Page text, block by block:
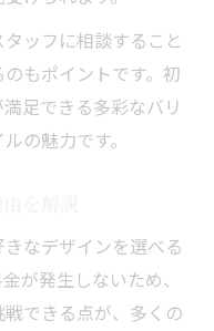
ッフに相談すること
もポイントです。初
足できる多彩なバリ
の魅力です。
なデザインを選べる
が発生しないため、
できる点が、多くの